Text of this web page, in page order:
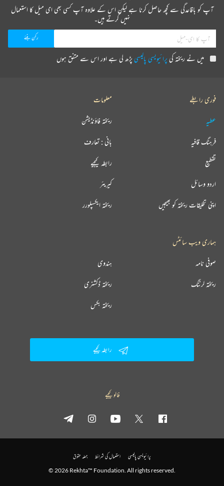
آپ کو باقاعدگی سے کچھ حاصل کرنا ہے لیکن اس کے علاوہ آپ کسی بھی ای میل کا استعمال
نہیں کرتے ہیں۔
میں نے ریختہ کیپرائیویسی پالیسیپڑھ لی ہے اور اس سے متفق ہوں
فوری رابطے
عطیہ
فرہنگ قافیہ
تقطیع
اردو وسائل
اپنی تخلیقات ریختہ کو بھیجیں
معلومات
ریختہ فاؤنڈیشن
بانی : تعارف
رابطہ کیجیے
کیریئر
ریختہ ایکسپلورر
ہماری ویب سائٹس
ہندوی صوفی نامہ
ریختہ ڈکشنری ریختہ لرننگ
ریختہ بکس
رابطہ کیجیے
فالو کیجیے
پرائیویسی پالیسی استعمال کی شرائط جملہ حقوق
© 2026 Rekhta™ Foundation. All rights reserved.